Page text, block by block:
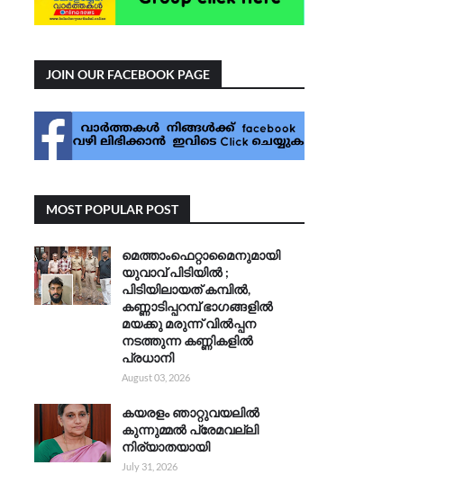
JOIN OUR FACEBOOK PAGE
MOST POPULAR POST
മെത്താംഫെറ്റാമൈനുമായി
യുവാവ് പിടിയിൽ ;
പിടിയിലായത് കമ്പിൽ,
കണ്ണാടിപ്പറമ്പ് ഭാഗങ്ങളിൽ
മയക്കു മരുന്ന് വിൽപ്പന
നടത്തുന്ന കണ്ണികളിൽ
പ്രധാനി
August 03, 2026
കയരളം ഞാറ്റുവയലിൽ
കുന്നുമ്മൽ പ്രേമവല്ലി
നിര്യാതയായി
July 31, 2026